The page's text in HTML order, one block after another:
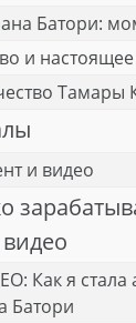
Батори:
и
Тамары
и видео
Как я
Батори